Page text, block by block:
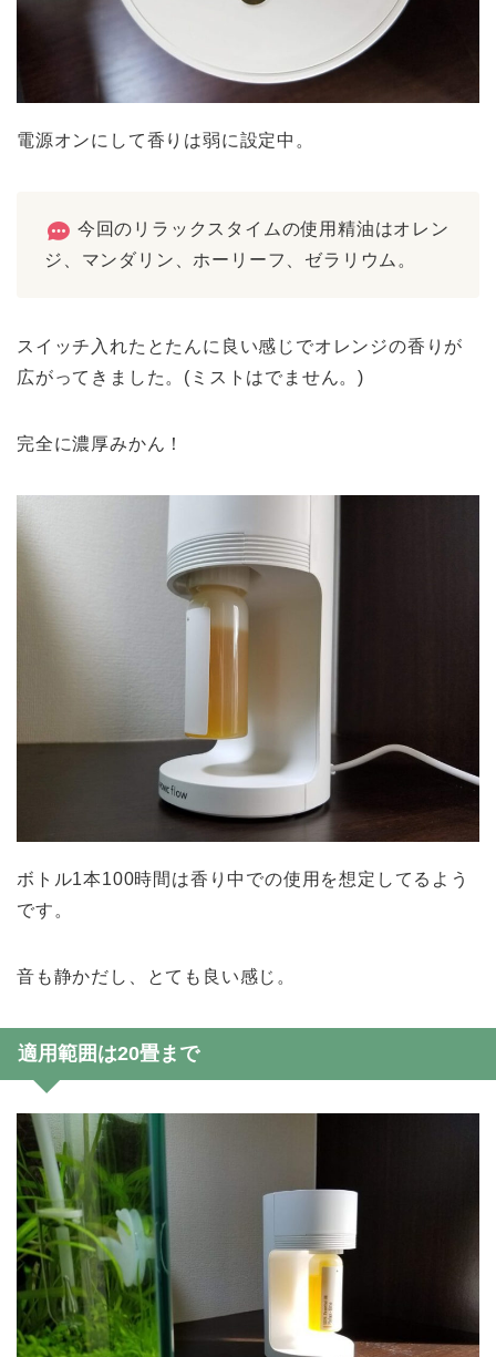
電源オンにして香りは弱に設定中。
今回のリラックスタイムの使用精油はオレン
ジ、マンダリン、ホーリーフ、ゼラリウム。
スイッチ入れたとたんに良い感じでオレンジの香りが
広がってきました。(ミストはでません。)
完全に濃厚みかん！
ボトル1本100時間は香り中での使用を想定してるよう
です。
音も静かだし、とても良い感じ。
適用範囲は20畳まで